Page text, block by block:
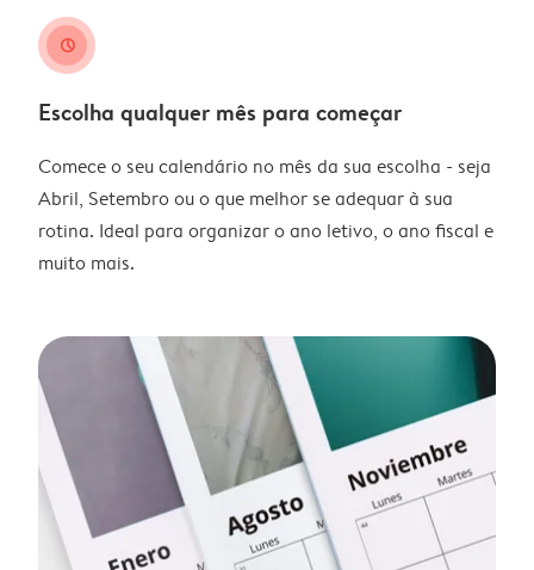
clock
Escolha qualquer mês para começar
Comece o seu calendário no mês da sua escolha - seja
Abril, Setembro ou o que melhor se adequar à sua
rotina. Ideal para organizar o ano letivo, o ano fiscal e
muito mais.